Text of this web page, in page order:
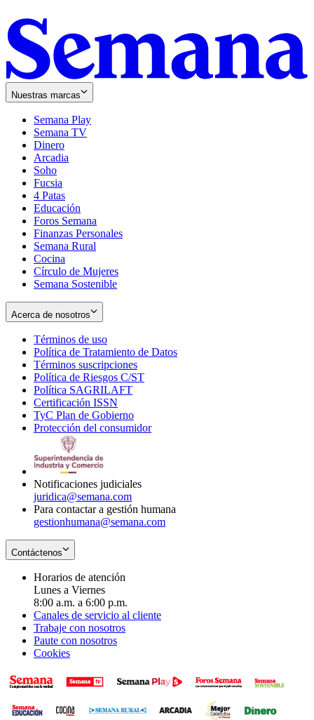
Nuestras marcas
Semana Play
Semana TV
Dinero
Arcadia
Soho
in
new
window
Fucsia
in
new
window
4 Patas
Educación
Foros Semana
Finanzas Personales
Semana Rural
Cocina
Círculo de Mujeres
Semana Sostenible
Acerca de nosotros
Términos de uso
in
new
window
Política de Tratamiento de Datos
Términos suscripciones
in
Política de Riesgos C/ST
Política SAGRILAFT
new
window
Certificación ISSN
in
new
TyC Plan de Gobierno
in
Protección del consumidorOpens
Notificaciones judiciales
juridica@semana.com
Para contactar a gestión humana
gestionhumana@semana.com
Contáctenos
Horarios de atención
Lunes a Viernes
8:00 a.m. a 6:00 p.m.
Canales de servicio al cliente
Trabaje con nosotros
Paute con nosotros
Cookies